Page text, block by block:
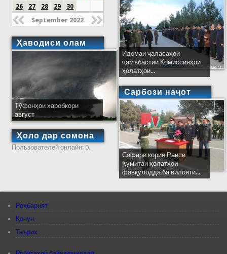
26
27 28 29 30
September 2022
Ҳаводиси олам
Тӯфонҳои харобкори
август
Ҳоло дар сомона
Пользователей онлайн: 0.
Идомаи ҷаласаҳои
ҷамъбастии Комиссияҳои
ҳолатҳои...
Сарбози наҷот
Сафари кории Раиси
Кумитаи ҳолатҳои
фавқулодда ба вилояти...
Роҳбарият
Қонун
Таърих